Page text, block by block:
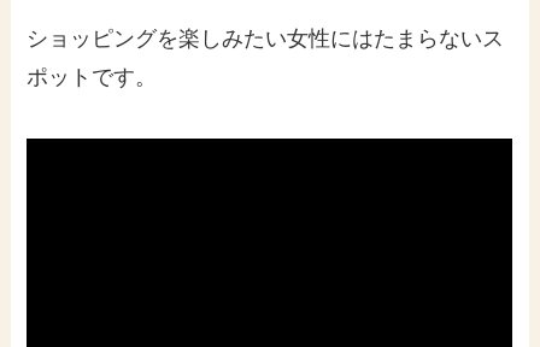
ショッピングを楽しみたい女性にはたまらないス
ポットです。